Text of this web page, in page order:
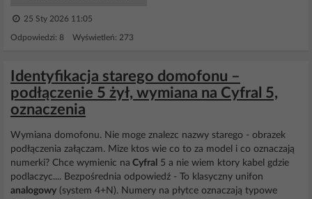
25 Sty 2026 11:05
Odpowiedzi: 8 Wyświetleń: 273
Identyfikacja starego domofonu –
podłączenie 5 żył, wymiana na Cyfral 5,
oznaczenia
Wymiana domofonu. Nie moge znalezc nazwy starego - obrazek
podłączenia załączam. Mize ktos wie co to za model i co oznaczają
numerki? Chce wymienic na Cyfral 5 a nie wiem ktory kabel gdzie
podlaczyc.... Bezpośrednia odpowiedź - To klasyczny unifon
analogowy (system 4+N). Numery na płytce oznaczają typowe